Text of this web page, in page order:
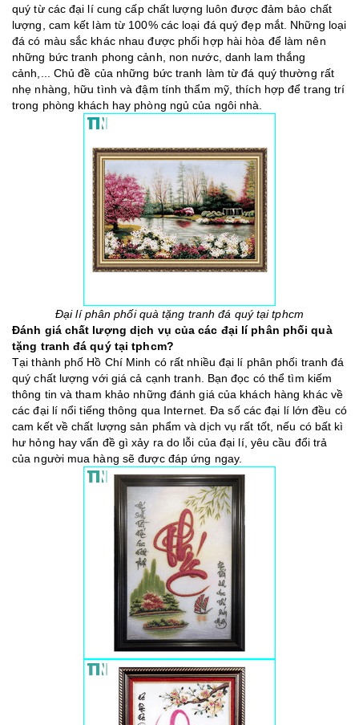
quý từ các đại lí cung cấp chất lượng luôn được đảm bảo chất
lượng, cam kết làm từ 100% các loại đá quý đẹp mắt. Những loại
đá có màu sắc khác nhau được phối hợp hài hòa để làm nên
những bức tranh phong cảnh, non nước, danh lam thắng
cảnh,... Chủ đề của những bức tranh làm từ đá quý thường rất
nhẹ nhàng, hữu tình và đậm tính thẩm mỹ, thích hợp để trang trí
trong phòng khách hay phòng ngủ của ngôi nhà.
Đại lí phân phối quà tặng tranh đá quý tại tphcm
Đánh giá chất lượng dịch vụ của các đại lí phân phối quà
tặng tranh đá quý tại tphcm?
Tại thành phố Hồ Chí Minh có rất nhiều đại lí phân phối tranh đá
quý chất lượng với giá cả cạnh tranh. Bạn đọc có thể tìm kiếm
thông tin và tham khảo những đánh giá của khách hàng khác về
các đại lí nổi tiếng thông qua Internet. Đa số các đại lí lớn đều có
cam kết về chất lượng sản phẩm và dịch vụ rất tốt, nếu có bất kì
hư hỏng hay vấn đề gì xảy ra do lỗi của đại lí, yêu cầu đổi trả
của người mua hàng sẽ được đáp ứng ngay.